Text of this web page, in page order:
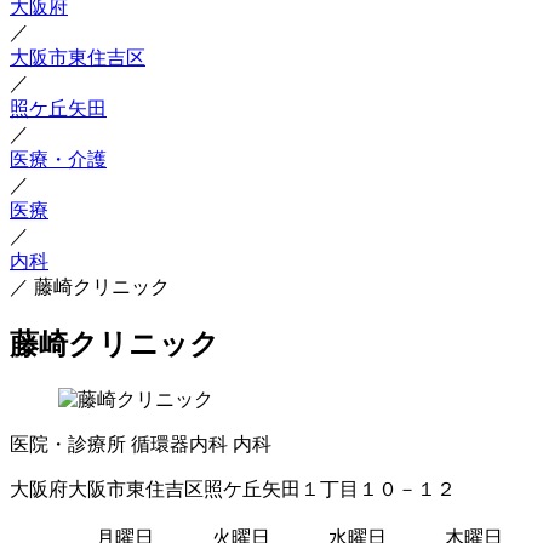
大阪府
／
大阪市東住吉区
／
照ケ丘矢田
／
医療・介護
／
医療
／
内科
／ 藤崎クリニック
藤崎クリニック
医院・診療所 循環器内科 内科
大阪府大阪市東住吉区照ケ丘矢田１丁目１０－１２
月曜日 火曜日 水曜日 木曜日